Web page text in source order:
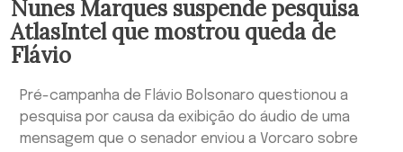
Nunes Marques suspende pesquisa
AtlasIntel que mostrou queda de
Flávio
Pré-campanha de Flávio Bolsonaro questionou a
pesquisa por causa da exibição do áudio de uma
mensagem que o senador enviou a Vorcaro sobre